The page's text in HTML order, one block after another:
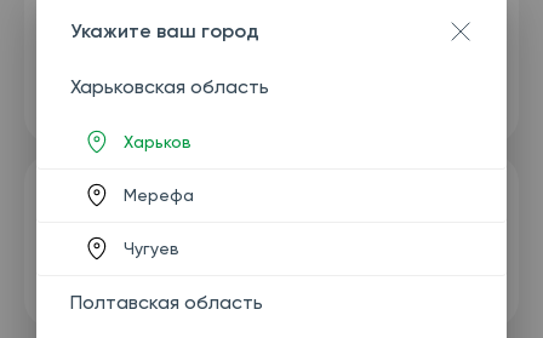
Укажите ваш город
Харьковская область
Харьков
Мерефа
Чугуев
Полтавская область